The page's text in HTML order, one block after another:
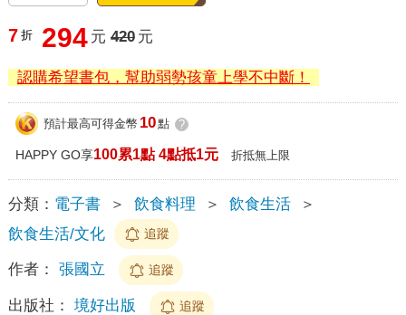
7 折 294 元 420 元
認購希望書包，幫助弱勢孩童上學不中斷！
預計最高可得金幣 10點 ?
HAPPY GO享100累1點 4點抵1元 折抵無上限
分類： 電子書 ＞ 飲食料理 ＞ 飲食生活
＞
飲食生活/文化
追蹤
作者： 張國立 追蹤
出版社： 境好出版 追蹤